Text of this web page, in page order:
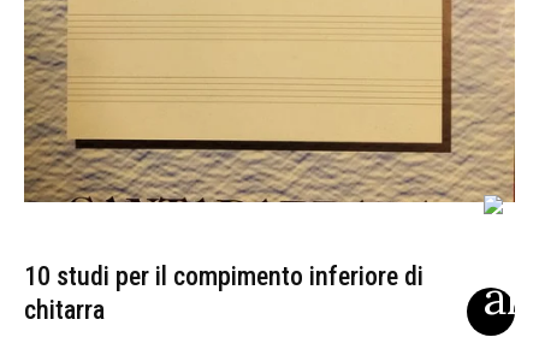
10 studi per il compimento inferiore di
chitarra